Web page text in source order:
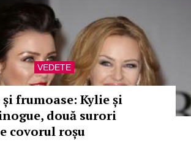
VEDETE
frumoase: Kylie și
două surori
covorul roșu